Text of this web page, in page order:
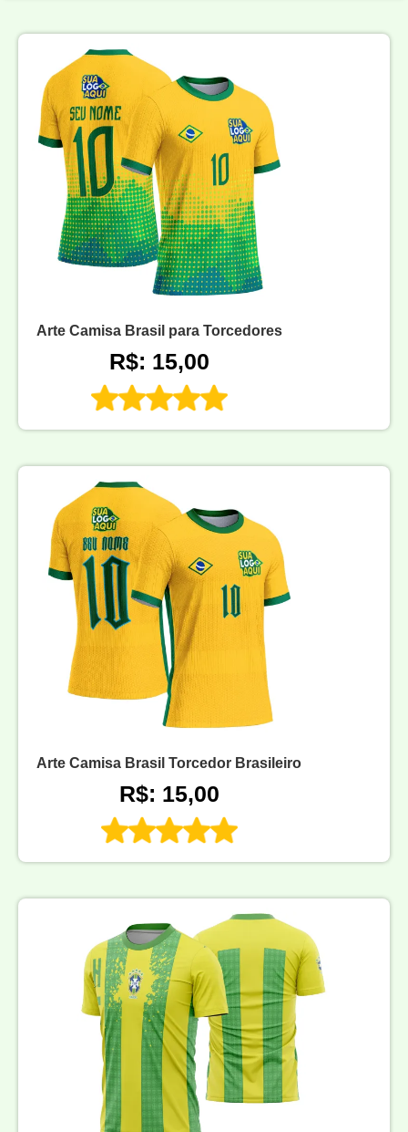
Arte Camisa Brasil para Torcedores
R$: 15,00
Arte Camisa Brasil Torcedor Brasileiro
R$: 15,00